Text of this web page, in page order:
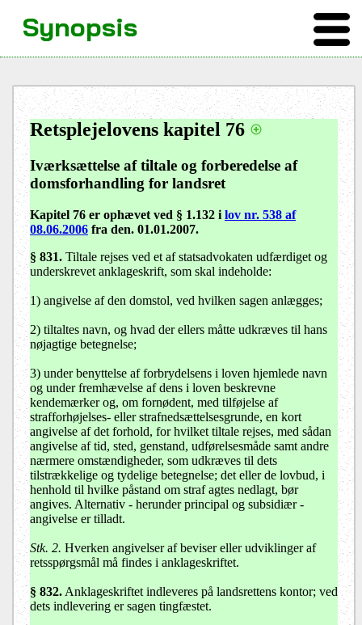
Retsplejelovens kapitel 76
Iværksættelse af tiltale og forberedelse af
domsforhandling for landsret
Kapitel 76 er ophævet ved § 1.132 i lov nr. 538 af
08.06.2006 fra den. 01.01.2007.
§ 831. Tiltale rejses ved et af statsadvokaten udfærdiget og
underskrevet anklageskrift, som skal indeholde:
1) angivelse af den domstol, ved hvilken sagen anlægges;
2) tiltaltes navn, og hvad der ellers måtte udkræves til hans
nøjagtige betegnelse;
3) under benyttelse af forbrydelsens i loven hjemlede navn
og under fremhævelse af dens i loven beskrevne
kendemærker og, om fornødent, med tilføjelse af
strafforhøjelses- eller strafnedsættelsesgrunde, en kort
angivelse af det forhold, for hvilket tiltale rejses, med sådan
angivelse af tid, sted, genstand, udførelsesmåde samt andre
nærmere omstændigheder, som udkræves til dets
tilstrækkelige og tydelige betegnelse; det eller de lovbud, i
henhold til hvilke påstand om straf agtes nedlagt, bør
angives. Alternativ - herunder principal og subsidiær -
angivelse er tilladt.
Stk. 2. Hverken angivelser af beviser eller udviklinger af
retsspørgsmål må findes i anklageskriftet.
§ 832. Anklageskriftet indleveres på landsrettens kontor; ved
dets indlevering er sagen tingfæstet.
Synopsis